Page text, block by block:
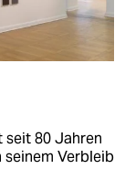
seit 80 Jahren
seinem Verbleib